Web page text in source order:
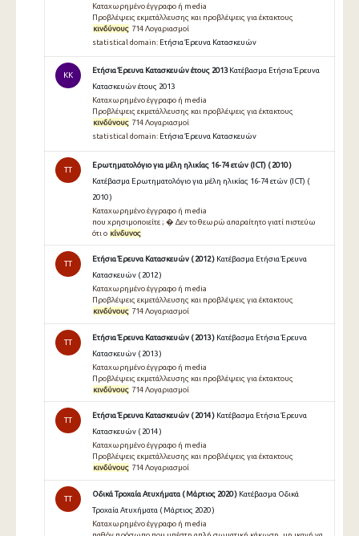
Καταχωρημένο έγγραφο ή media
Προβλέψεις εκμετάλλευσης και προβλέψεις για έκτακτους
κινδύνους 714 Λογαριασμοί
statistical domain: Ετήσια Έρευνα Κατασκευών
KK
Ετήσια Έρευνα Κατασκευών έτους 2013 Κατέβασμα Ετήσια Έρευνα
Κατασκευών έτους 2013
Καταχωρημένο έγγραφο ή media
Προβλέψεις εκμετάλλευσης και προβλέψεις για έκτακτους
κινδύνους 714 Λογαριασμοί
statistical domain: Ετήσια Έρευνα Κατασκευών
TT
Ερωτηματολόγιο για μέλη ηλικίας 16-74 ετών (ICT) ( 2010 )
Κατέβασμα Ερωτηματολόγιο για μέλη ηλικίας 16-74 ετών (ICT) (
2010 )
Καταχωρημένο έγγραφο ή media
που χρησιµοποιείτε ; � ∆εν το θεωρώ απαραίτητο γιατί πιστεύω
ότι ο κίνδυνος
TT
Ετήσια Έρευνα Κατασκευών ( 2012 ) Κατέβασμα Ετήσια Έρευνα
Κατασκευών ( 2012 )
Καταχωρημένο έγγραφο ή media
Προβλέψεις εκμετάλλευσης και προβλέψεις για έκτακτους
κινδύνους 714 Λογαριασμοί
TT
Ετήσια Έρευνα Κατασκευών ( 2013 ) Κατέβασμα Ετήσια Έρευνα
Κατασκευών ( 2013 )
Καταχωρημένο έγγραφο ή media
Προβλέψεις εκμετάλλευσης και προβλέψεις για έκτακτους
κινδύνους 714 Λογαριασμοί
TT
Ετήσια Έρευνα Κατασκευών ( 2014 ) Κατέβασμα Ετήσια Έρευνα
Κατασκευών ( 2014 )
Καταχωρημένο έγγραφο ή media
Προβλέψεις εκμετάλλευσης και προβλέψεις για έκτακτους
κινδύνους 714 Λογαριασμοί
TT
Οδικά Τροχαία Ατυχήματα ( Μάρτιος 2020 ) Κατέβασμα Οδικά
Τροχαία Ατυχήματα ( Μάρτιος 2020 )
Καταχωρημένο έγγραφο ή media